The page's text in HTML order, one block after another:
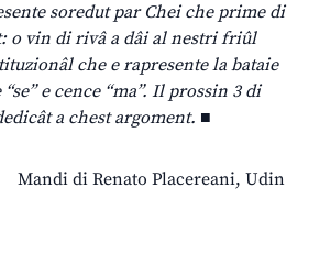
soredut par Chei che prime di
o vin di rivâ a dâi al nestri friûl
che e rapresente la bataie
e cence “ma”. Il prossin 3 di
a chest argoment. ■
Mandi di Renato Placereani, Udin